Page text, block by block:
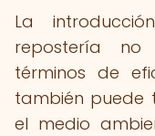
La
repostería
términos de
también puede
el medio